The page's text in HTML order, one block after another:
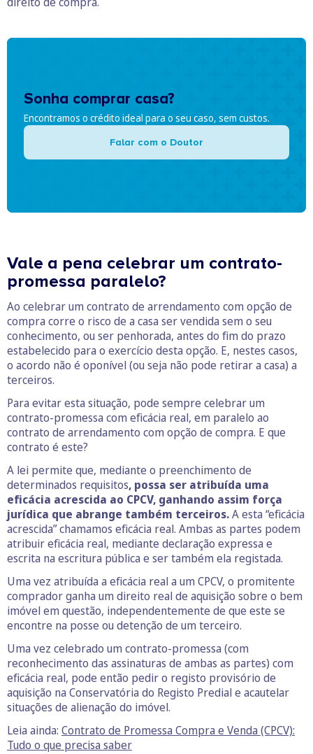
Sonha comprar casa?
Encontramos o crédito ideal para o seu caso, sem custos.
Falar com o Doutor
Vale a pena celebrar um contrato-
promessa paralelo?
Ao celebrar um contrato de arrendamento com opção de
compra corre o risco de a casa ser vendida sem o seu
conhecimento, ou ser penhorada, antes do fim do prazo
estabelecido para o exercício desta opção. E, nestes casos,
o acordo não é oponível (ou seja não pode retirar a casa) a
terceiros.
Para evitar esta situação, pode sempre celebrar um
contrato-promessa com eficácia real, em paralelo ao
contrato de arrendamento com opção de compra. E que
contrato é este?
A lei permite que, mediante o preenchimento de
determinados requisitos, possa ser atribuída uma
eficácia acrescida ao CPCV, ganhando assim força
jurídica que abrange também terceiros.A esta “eficácia
acrescida” chamamos eficácia real. Ambas as partes podem
atribuir eficácia real, mediante declaração expressa e
escrita na escritura pública e ser também ela registada.
Uma vez atribuída a eficácia real a um CPCV, o promitente
comprador ganha um direito real de aquisição sobre o bem
imóvel em questão, independentemente de que este se
encontre na posse ou detenção de um terceiro.
Uma vez celebrado um contrato-promessa (com
reconhecimento das assinaturas de ambas as partes) com
eficácia real, pode então pedir o registo provisório de
aquisição na Conservatória do Registo Predial e acautelar
situações de alienação do imóvel.
Leia ainda: Contrato de Promessa Compra e Venda (CPCV):
Tudo o que precisa saber